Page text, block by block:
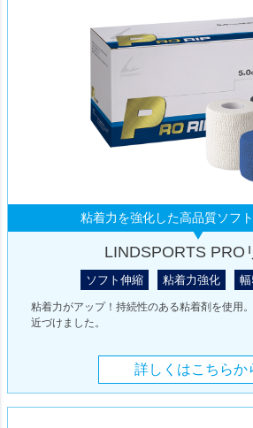
粘着力を強化した高品質ソフ
LINDSPORTS PRO
ソフト伸縮 粘着力強化
粘着力がアップ！持続性のある粘着剤を使用
近づけました。
詳しくはこちらか